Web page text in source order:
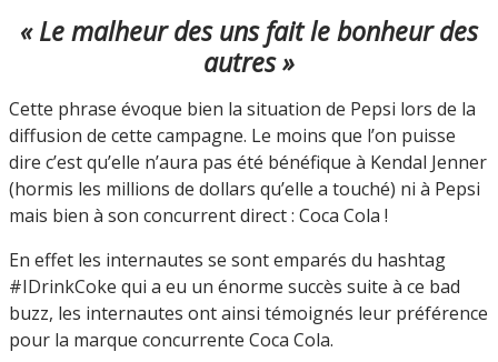
« Le malheur des uns fait le bonheur des
autres »
Cette phrase évoque bien la situation de Pepsi lors de la
diffusion de cette campagne. Le moins que l’on puisse
dire c’est qu’elle n’aura pas été bénéfique à Kendal Jenner
(hormis les millions de dollars qu’elle a touché) ni à Pepsi
mais bien à son concurrent direct : Coca Cola !
En effet les internautes se sont emparés du hashtag
#IDrinkCoke qui a eu un énorme succès suite à ce bad
buzz, les internautes ont ainsi témoignés leur préférence
pour la marque concurrente Coca Cola.